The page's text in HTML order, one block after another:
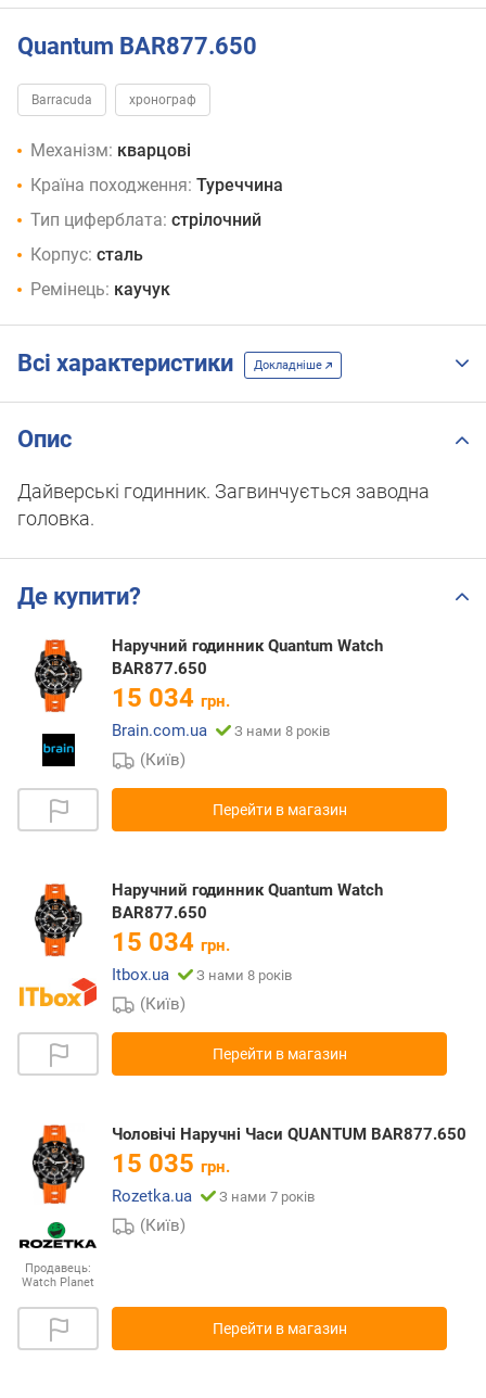
Quantum BAR877.650
Barracuda хронограф
Механізм: кварцові
Країна походження: Туреччина
Тип циферблата: стрілочний
Корпус: сталь
Ремінець: каучук
Всі характеристики Докладніше
Опис
Дайверські годинник. Загвинчується заводна
головка.
Де купити?
Наручний годинник Quantum Watch
BAR877.650
15 034 грн.
Brain.com.ua
З нами 8 років
(Київ)
Перейти в магазин
Наручний годинник Quantum Watch
BAR877.650
15 034 грн.
Itbox.ua
З нами 8 років
(Київ)
Перейти в магазин
Продавець:
Watch Planet
Чоловічі Наручні Часи QUANTUM BAR877.650
15 035 грн.
Rozetka.ua
З нами 7 років
(Київ)
Перейти в магазин